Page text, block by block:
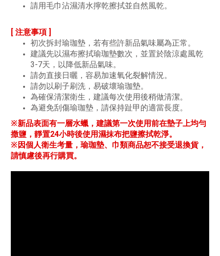
請用毛巾沾濕清水擰乾擦拭並自然風乾。
[ 注意事項 ]
初次拆封瑜珈墊，若有些許新品氣味屬為正常。
建議先以濕布擦拭瑜珈墊數次，並置於陰涼處風乾
3-7天，以降低新品氣味。
請勿直接日曬，容易加速氧化裂解情況。
請勿以刷子刷洗，易破壞瑜珈墊。
為確保清潔衛生，建議每次使用後稍做清潔。
為避免刮傷瑜珈墊，請保持趾甲的適當長度。
※新品表面有一層水蠟，建議第一次使用前在墊子上均勻
撒鹽，靜置24小時後使用濕抹布把鹽擦拭乾淨。
※因個人衛生考量，瑜珈墊、巾類商品恕不接受退換貨，
請慎慮後再行購買。